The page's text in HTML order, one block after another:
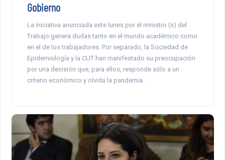
Gobierno
La iniciativa anunciada este lunes por el ministro (s) del
Trabajo genera dudas tanto en el mundo académico como
en el de los trabajadores. Por separado, la Sociedad de
Epidemiología y la CUT han manifestado su preocupación
por una decisión que, para ellos, responde sólo a un
criterio económico y olvida la pandemia.